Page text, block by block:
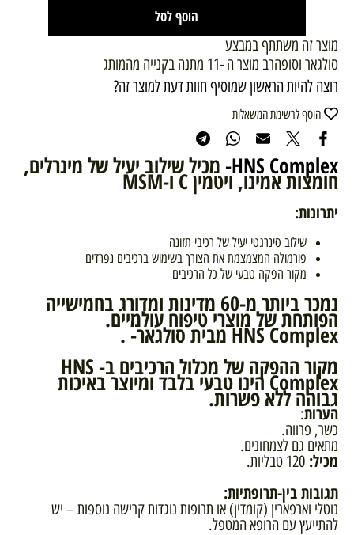
הוסף לסל
מוצר זה משתתף במבצע
סולגאר וסופהרב מוצר ה -11 מתנה בקנייה מהמותג
רוצה להיות הראשון שמוסיף חוות דעת למוצר זה?
הוסף לרשימת המשאלות
HNS Complex- מכיל שילוב יעיל של מינרלים,
חומצות אמינו, ויטמין C ו-MSM
יתרונות:
שילוב סינרגטי יעיל של רכיבי תזונה
פורמולה המצמצמת את הצורך בשימוש ברכיבים נפרדים
מקור הפקה טבעי של כל הרכיבים
נמכר ביותר מ-60 מדינות ומדורג בחמישייה
הפותחת של מוצרי טיפוח עולמיים.
HNS Complex מבית סולגאר- .
מקור ההפקה של מכלול הרכיבים ב- HNS
Complex הינו טבעי בלבד ומיוצר באיכות
גבוהה ללא פשרות.
הערות:
כשר, פרווה.
מתאים גם לצמחונים.
מכיל:
תגובות בין-תרופתיות:
נוטלי וארפארין (קומדין) או תרופות נוגדות קרישה נוספות – יש
להתייעץ עם הרופא המטפל.